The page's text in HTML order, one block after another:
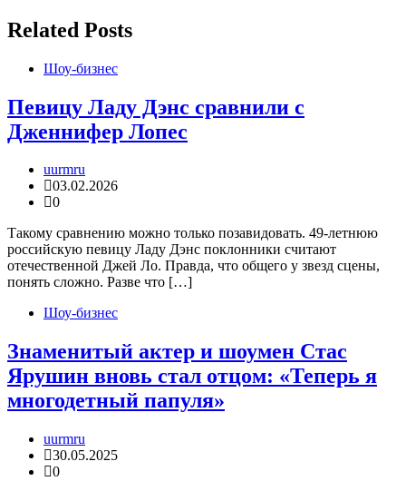
Related Posts
Шоу-бизнес
Певицу Ладу Дэнс сравнили с
Дженнифер Лопес
uurmru
03.02.2026
0
Такому сравнению можно только позавидовать. 49-летнюю
российскую певицу Ладу Дэнс поклонники считают
отечественной Джей Ло. Правда, что общего у звезд сцены,
понять сложно. Разве что […]
Шоу-бизнес
Знаменитый актер и шоумен Стас
Ярушин вновь стал отцом: «Теперь я
многодетный папуля»
uurmru
30.05.2025
0